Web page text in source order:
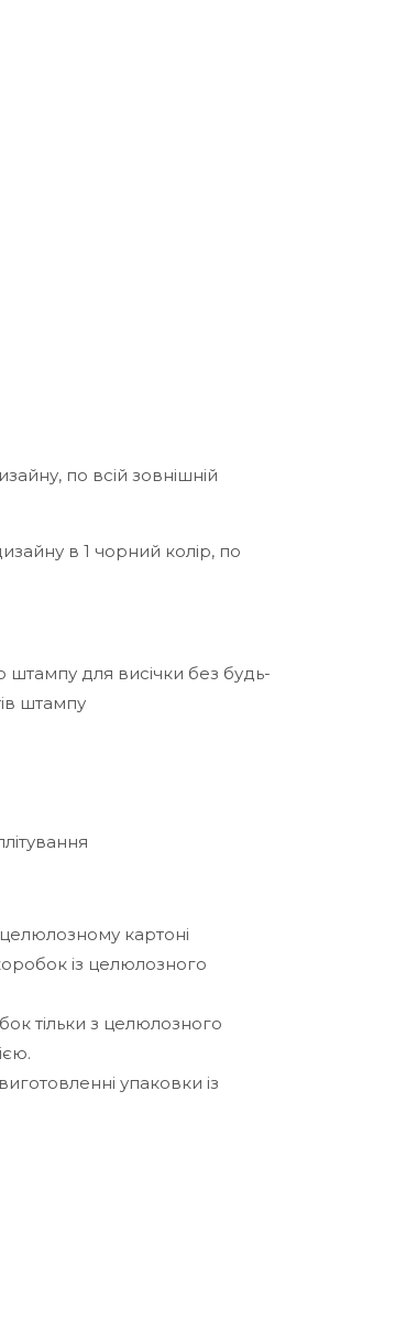
по всій зовнішній
в 1 чорний колір, по
штампу для висічки без будь-
штампу
картоні
із целюлозного
тільки з целюлозного
упаковки із